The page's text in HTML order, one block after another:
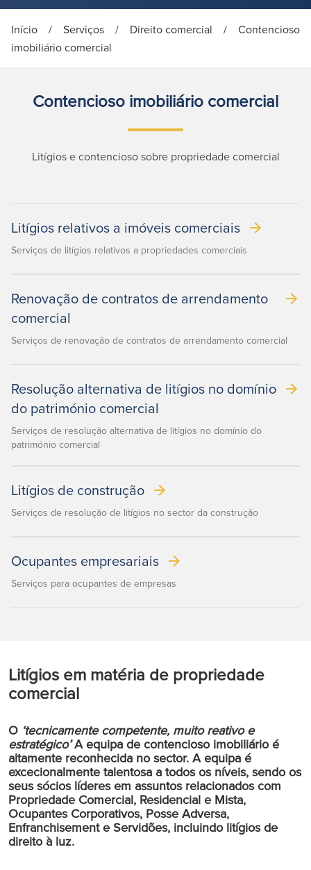
Início / Serviços / Direito comercial /
Contencioso
imobiliário comercial
Contencioso imobiliário comercial
Litígios e contencioso sobre propriedade comercial
Litígios relativos a imóveis comerciais
Serviços de litígios relativos a propriedades comerciais
Renovação de contratos de arrendamento
comercial
Serviços de renovação de contratos de arrendamento comercial
Resolução alternativa de litígios no domínio
do património comercial
Serviços de resolução alternativa de litígios no domínio do
património comercial
Litígios de construção
Serviços de resolução de litígios no sector da construção
Ocupantes empresariais
Serviços para ocupantes de empresas
Litígios em matéria de propriedade
comercial
O ‘tecnicamente competente, muito reativo e
estratégico’A equipa de contencioso imobiliário é
altamente reconhecida no sector. A equipa é
excecionalmente talentosa a todos os níveis, sendo os
seus sócios líderes em assuntos relacionados com
Propriedade Comercial, Residencial e Mista,
Ocupantes Corporativos, Posse Adversa,
Enfranchisement e Servidões, incluindo litígios de
direito à luz.